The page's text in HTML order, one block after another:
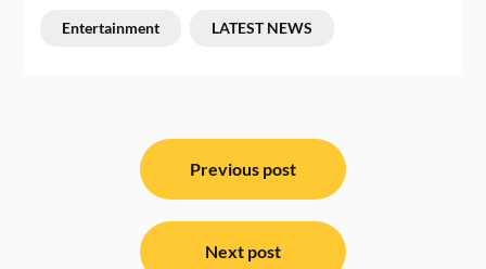
Entertainment LATEST NEWS
Previous post
Next post